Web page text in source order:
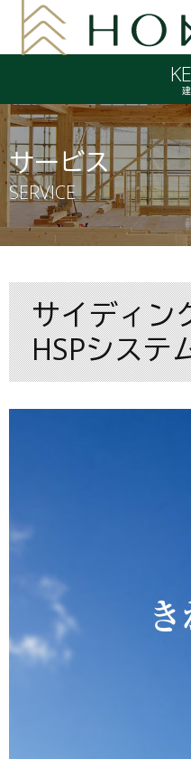
サービス
SERVICE
サイディン
HSPシステ